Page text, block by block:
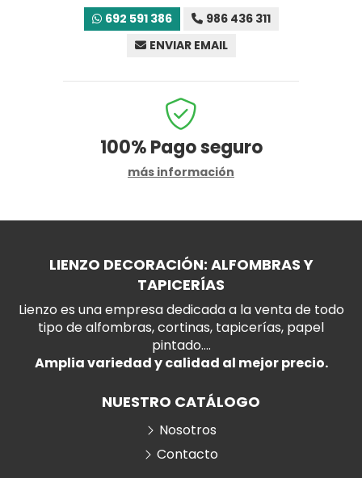
692 591 386
986 436 311
ENVIAR EMAIL
100%Pago seguro
más información
LIENZO DECORACIÓN: ALFOMBRAS Y
TAPICERÍAS
Lienzo es una empresa dedicada a la venta de todo
tipo de alfombras, cortinas, tapicerías, papel
pintado....
Amplia variedad y calidad al mejor precio.
NUESTRO CATÁLOGO
Nosotros
Contacto